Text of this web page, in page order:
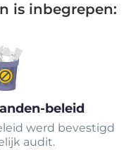
is inbegrepen:
beleid
werd bevestigd
audit.